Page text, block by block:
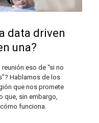
data driven
una?
eso de “si no
Hablamos de los
que nos promete
que, sin embargo,
funciona.